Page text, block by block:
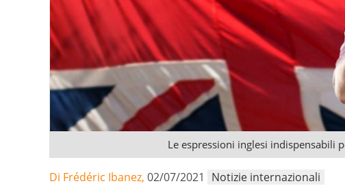
Le espressioni inglesi indispensabili
Di Frédéric Ibanez, 02/07/2021 Notizie internazionali